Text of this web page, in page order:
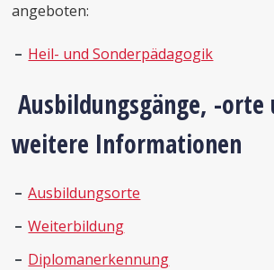
angeboten:
Heil- und Sonderpädagogik
Ausbildungsgänge, -orte
weitere Informationen
Ausbildungsorte
Weiterbildung
Diplomanerkennung